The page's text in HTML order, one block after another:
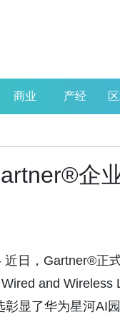
商业 产经
企
日，Gartner®正
and
显了华为星河AI